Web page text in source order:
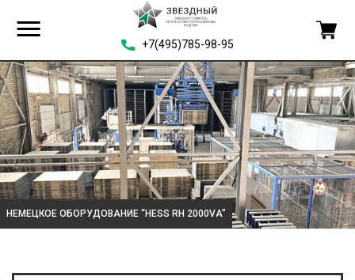
+7(495)785-98-95
НЕМЕЦКОЕ ОБОРУДОВАНИЕ “HESS RH 2000VA”